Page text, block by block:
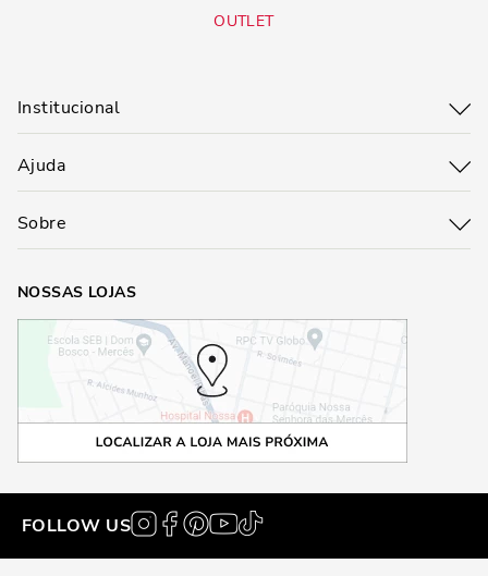
OUTLET
Institucional
Ajuda
Sobre
NOSSAS LOJAS
FOLLOW US